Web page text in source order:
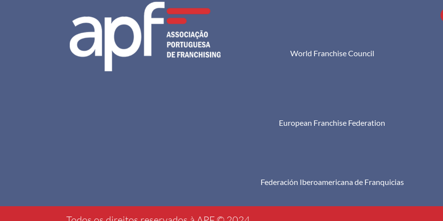
World Franchise Council
European Franchise Federation
Federación Iberoamericana de Franquicias